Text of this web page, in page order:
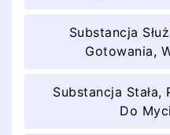
Substancja
Gotowania,
Substancja Stała,
Do